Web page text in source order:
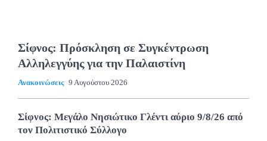
Σίφνος: Πρόσκληση σε Συγκέντρωση
Αλληλεγγύης για την Παλαιστίνη
Ανακοινώσεις 9 Αυγούστου 2026
Σίφνος: Μεγάλο Νησιώτικο Γλέντι αύριο 9/8/26 από
τον Πολιτιστικό Σύλλογο